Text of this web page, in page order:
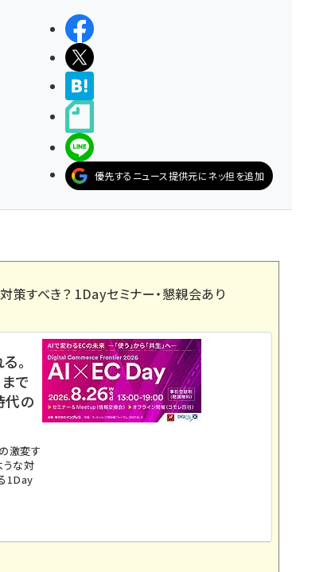
優先するニュース提供元にネッ担を追加
策すべき？ 1Dayセミナー・懇親会あり
。
で
代の
激変す
うな対
1Day